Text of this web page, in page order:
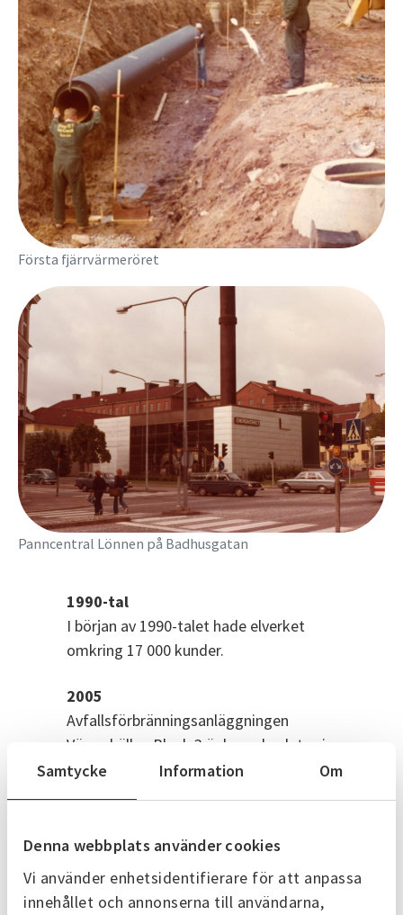
Samtycke Information Om
Denna webbplats använder cookies
Vi använder enhetsidentifierare för att anpassa
innehållet och annonserna till användarna,
Första fjärrvärmeröret
Panncentral Lönnen på Badhusgatan
1990-tal
I början av 1990-talet hade elverket
omkring 17 000 kunder.
2005
Avfallsförbränningsanläggningen
Värmekällan Block 3 är byggd och tas i
drift. Restvärme från förbränning av
byggs även en panncentral med
träbriketter används som bränsle.